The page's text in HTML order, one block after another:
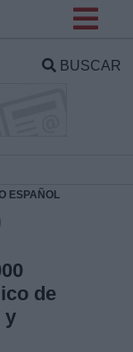
BUSCAR
ESPAÑOL
de
y